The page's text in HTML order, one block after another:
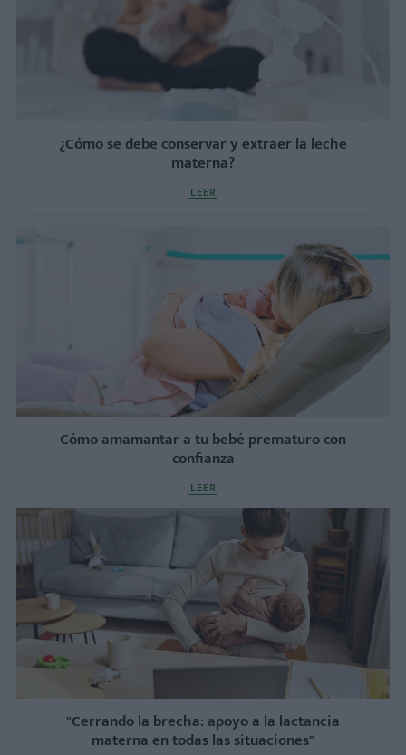
¿Cómo se debe conservar y extraer la leche
materna?
LEER
Cómo amamantar a tu bebé prematuro con
confianza
LEER
"Cerrando la brecha: apoyo a la lactancia
materna en todas las situaciones"